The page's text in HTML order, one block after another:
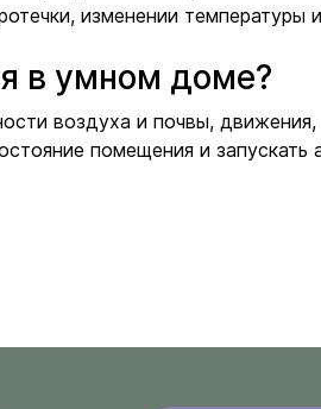
изменении температуры
в умном доме?
воздуха и почвы, движения,
помещения и запускать